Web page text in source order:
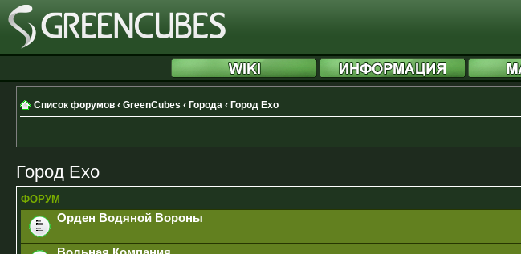
Список форумов ‹ GreenCubes ‹ Города ‹ Город Ехо
Город Ехо
ФОРУМ
Орден Водяной Вороны